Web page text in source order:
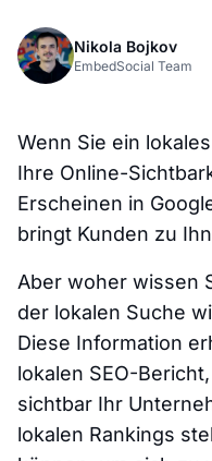
Nikola Bojkov
EmbedSocial Team
Wenn Sie ein
Ihre Online-
Erscheinen in
bringt Kunden zu
Aber woher wissen
der lokalen Suche
Diese Information
lokalen SEO-
sichtbar Ihr
lokalen Rankings